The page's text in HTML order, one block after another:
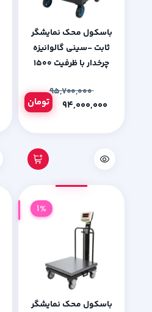
باسکول محک نمایشگر
ثابت -سینی گالوانیزه
چرخدار با ظرفیت 1500
۹۵,۷۰۰,۰۰۰
تومان
باسکول محک نمایشگر
1%